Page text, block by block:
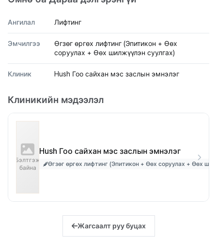
Ангилал Лифтинг
Эмчилгээ
Өгзөг өргөх лифтинг (Эпитикон + Өөх
соруулах + Өөх шилжүүлэн суулгах)
Клиник Hush Гоо сайхан мэс заслын эмнэлэг
Клиникийн мэдээлэл
Бэлтгэж
байна
Hush Гоо сайхан мэс заслын эмнэлэг
Өгзөг өргөх лифтинг (Эпитикон + Өөх соруулах + Өөх
Жагсаалт руу буцах